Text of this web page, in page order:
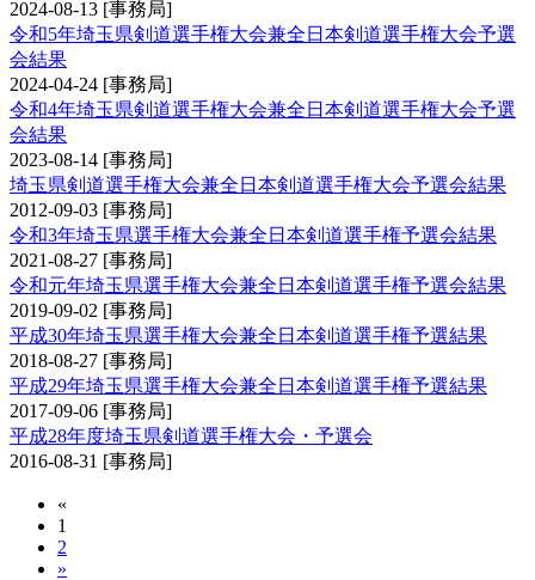
2024-08-13 [事務局]
令和5年埼玉県剣道選手権大会兼全日本剣道選手権大会予選
会結果
2024-04-24 [事務局]
令和4年埼玉県剣道選手権大会兼全日本剣道選手権大会予選
会結果
2023-08-14 [事務局]
埼玉県剣道選手権大会兼全日本剣道選手権大会予選会結果
2012-09-03 [事務局]
令和3年埼玉県選手権大会兼全日本剣道選手権予選会結果
2021-08-27 [事務局]
令和元年埼玉県選手権大会兼全日本剣道選手権予選会結果
2019-09-02 [事務局]
平成30年埼玉県選手権大会兼全日本剣道選手権予選結果
2018-08-27 [事務局]
平成29年埼玉県選手権大会兼全日本剣道選手権予選結果
2017-09-06 [事務局]
平成28年度埼玉県剣道選手権大会・予選会
2016-08-31 [事務局]
«
1
2
»